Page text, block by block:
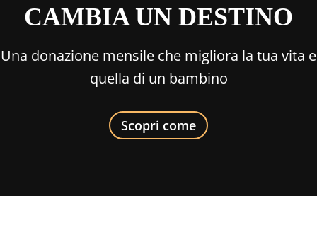
CAMBIA UN DESTINO
Una donazione mensile che migliora la tua vita e
quella di un bambino
Scopri come